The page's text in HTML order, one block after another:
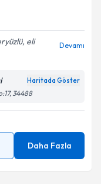
eli
Devamı
Haritada Göster
34488
Daha Fazla